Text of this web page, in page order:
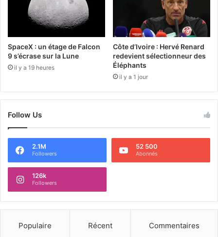
SpaceX : un étage de Falcon
9 s’écrase sur la Lune
il y a 19 heures
Côte d’Ivoire : Hervé Renard
redevient sélectionneur des
Éléphants
il y a 1 jour
Follow Us
2.1M
Followers
52 500
Abonnés
126k
Followers
Populaire Récent Commentaires